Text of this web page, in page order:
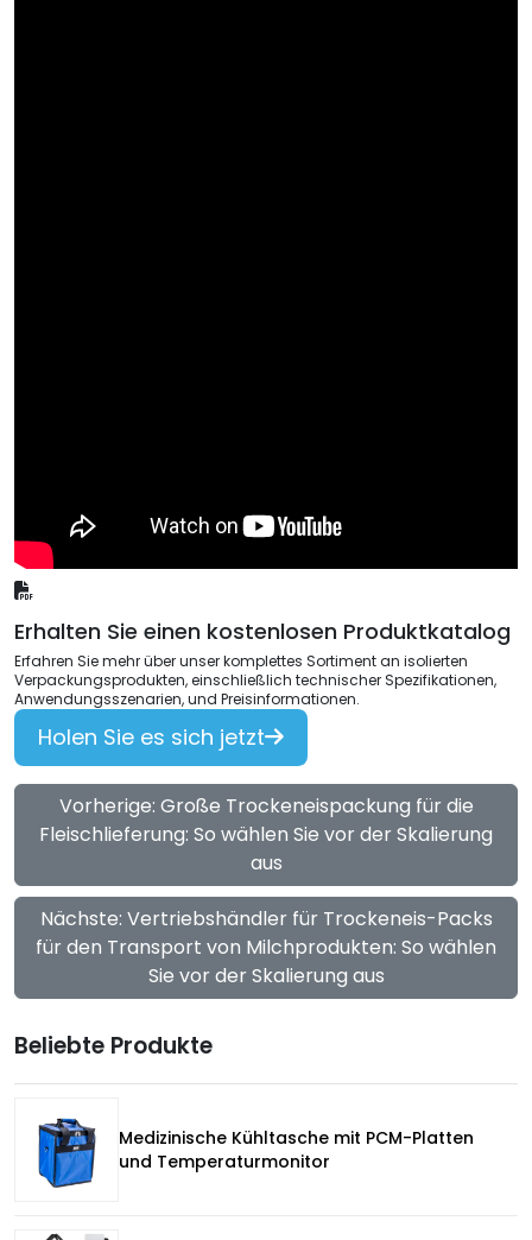
Erhalten Sie einen kostenlosen Produktkatalog
Erfahren Sie mehr über unser komplettes Sortiment an isolierten
Verpackungsprodukten, einschließlich technischer Spezifikationen,
Anwendungsszenarien, und Preisinformationen.
Holen Sie es sich jetzt
Vorherige: Große Trockeneispackung für die
Fleischlieferung: So wählen Sie vor der Skalierung
aus
Nächste: Vertriebshändler für Trockeneis-Packs
für den Transport von Milchprodukten: So wählen
Sie vor der Skalierung aus
Beliebte Produkte
Medizinische Kühltasche mit PCM-Platten
und Temperaturmonitor